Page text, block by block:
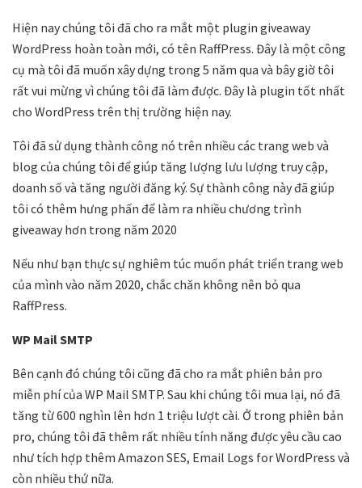
Hiện nay chúng tôi đã cho ra mắt một plugin giveaway
WordPress hoàn toàn mới, có tên RaffPress. Đây là một công
cụ mà tôi đã muốn xây dựng trong 5 năm qua và bây giờ tôi
rất vui mừng vì chúng tôi đã làm được. Đây là plugin tốt nhất
cho WordPress trên thị trường hiện nay.
Tôi đã sử dụng thành công nó trên nhiều các trang web và
blog của chúng tôi để giúp tăng lượng lưu lượng truy cập,
doanh số và tăng người đăng ký. Sự thành công này đã giúp
tôi có thêm hưng phấn để làm ra nhiều chương trình
giveaway hơn trong năm 2020
Nếu như bạn thực sự nghiêm túc muốn phát triển trang web
của mình vào năm 2020, chắc chăn không nên bỏ qua
RaffPress.
WP Mail SMTP
Bên cạnh đó chúng tôi cũng đã cho ra mắt phiên bản pro
miễn phí của WP Mail SMTP. Sau khi chúng tôi mua lại, nó đã
tăng từ 600 nghìn lên hơn 1 triệu lượt cài. Ở trong phiên bản
pro, chúng tôi đã thêm rất nhiều tính năng được yêu cầu cao
như tích hợp thêm Amazon SES, Email Logs for WordPress và
còn nhiều thứ nữa.